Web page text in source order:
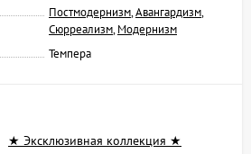
Постмодернизм,Авангардизм,
Сюрреализм,Модернизм
Темпера
★ Эксклюзивная коллекция ★